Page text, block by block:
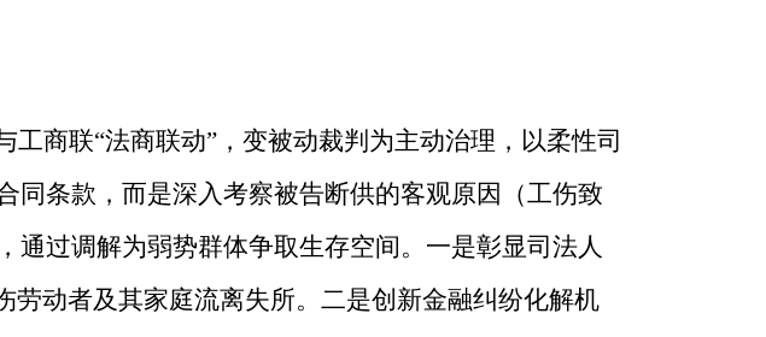
商联“法商联动”，变被动裁判为主动治理，以柔性司
同条款，而是深入考察被告断供的客观原因（工伤致
过调解为弱势群体争取生存空间。一是彰显司法人
劳动者及其家庭流离失所。二是创新金融纠纷化解机